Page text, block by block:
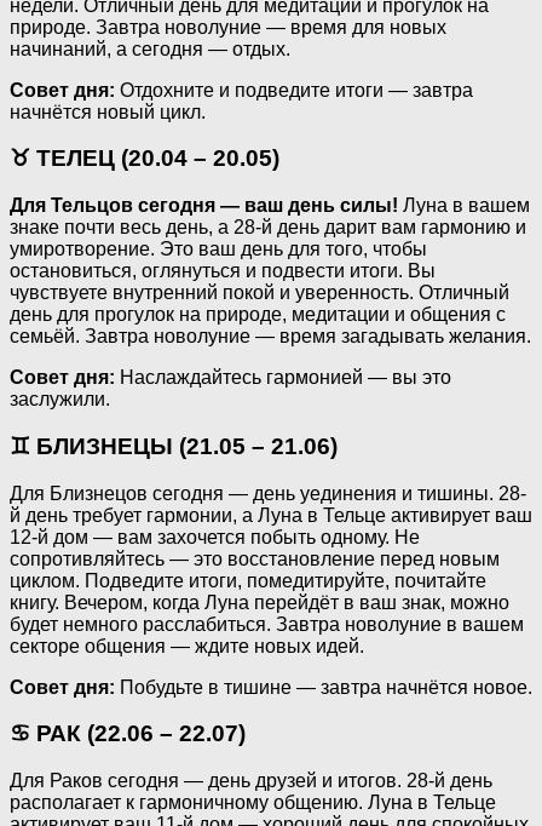
недели. Отличный день для медитации и прогулок на
природе. Завтра новолуние — время для новых
начинаний, а сегодня — отдых.
Совет дня: Отдохните и подведите итоги — завтра
начнётся новый цикл.
♉ ТЕЛЕЦ (20.04 – 20.05)
Для Тельцов сегодня — ваш день силы! Луна в вашем
знаке почти весь день, а 28-й день дарит вам гармонию и
умиротворение. Это ваш день для того, чтобы
остановиться, оглянуться и подвести итоги. Вы
чувствуете внутренний покой и уверенность. Отличный
день для прогулок на природе, медитации и общения с
семьёй. Завтра новолуние — время загадывать желания.
Совет дня: Наслаждайтесь гармонией — вы это
заслужили.
♊ БЛИЗНЕЦЫ (21.05 – 21.06)
Для Близнецов сегодня — день уединения и тишины. 28-
й день требует гармонии, а Луна в Тельце активирует ваш
12-й дом — вам захочется побыть одному. Не
сопротивляйтесь — это восстановление перед новым
циклом. Подведите итоги, помедитируйте, почитайте
книгу. Вечером, когда Луна перейдёт в ваш знак, можно
будет немного расслабиться. Завтра новолуние в вашем
секторе общения — ждите новых идей.
Совет дня: Побудьте в тишине — завтра начнётся новое.
♋ РАК (22.06 – 22.07)
Для Раков сегодня — день друзей и итогов. 28-й день
располагает к гармоничному общению. Луна в Тельце